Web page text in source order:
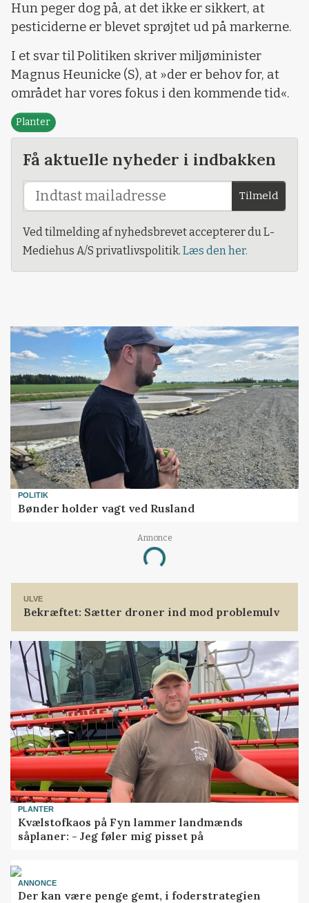
Hun peger dog på, at det ikke er sikkert, at
pesticiderne er blevet sprøjtet ud på markerne.
I et svar til Politiken skriver miljøminister
Magnus Heunicke (S), at »der er behov for, at
området har vores fokus i den kommende tid«.
Planter
Få aktuelle nyheder i indbakken
Tilmeld
Ved tilmelding af nyhedsbrevet accepterer du L-
Mediehus A/S privatlivspolitik. Læs den her.
POLITIK
Bønder holder vagt ved Rusland
Annonce
Loading...
ULVE
Bekræftet: Sætter droner ind mod problemulv
PLANTER
Kvælstofkaos på Fyn lammer landmænds
såplaner: - Jeg føler mig pisset på
ANNONCE
Der kan være penge gemt, i foderstrategien